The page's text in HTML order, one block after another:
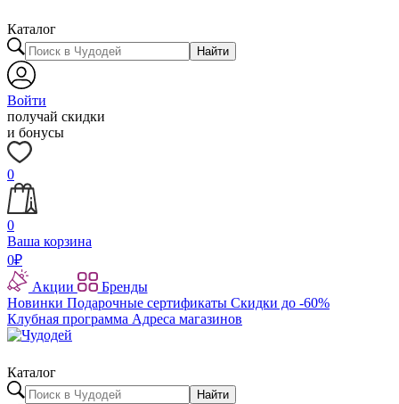
Каталог
Найти
Войти
получай скидки
и бонусы
0
0
Ваша корзина
0₽
Акции
Бренды
Новинки Подарочные сертификаты Скидки до -60%
Клубная программа Адреса магазинов
Каталог
Найти